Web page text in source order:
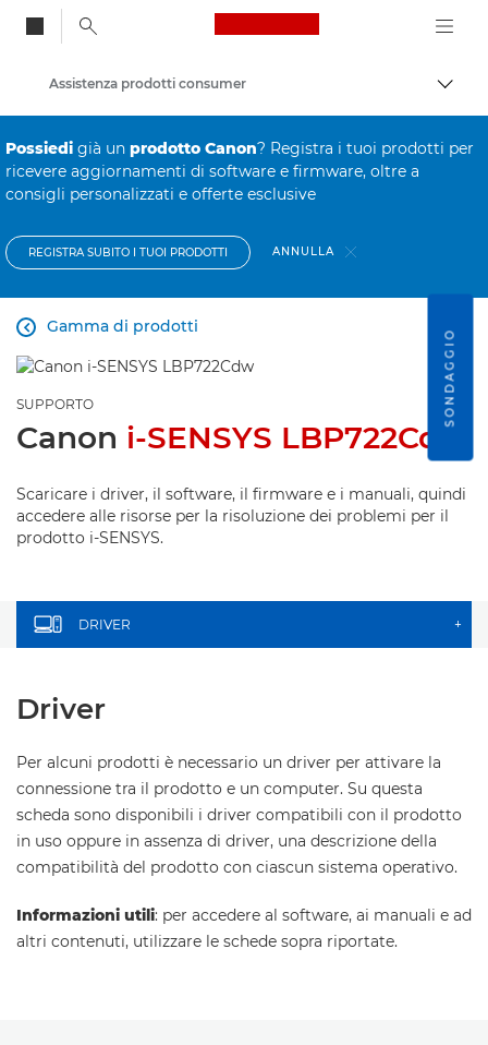
Canon Logo, back
Assistenza prodotti consumer
Possiedi già un prodotto Canon? Registra i tuoi prodotti per
ricevere aggiornamenti di software e firmware, oltre a
consigli personalizzati e offerte esclusive
REGISTRA SUBITO I TUOI PRODOTTI ANNULLA
Gamma di prodotti

SUPPORTO
Canon i-SENSYS LBP722Cdw
Scaricare i driver, il software, il firmware e i manuali, quindi
accedere alle risorse per la risoluzione dei problemi per il
prodotto i-SENSYS.
DRIVER +
Driver
Per alcuni prodotti è necessario un driver per attivare la
connessione tra il prodotto e un computer. Su questa
scheda sono disponibili i driver compatibili con il prodotto
in uso oppure in assenza di driver, una descrizione della
compatibilità del prodotto con ciascun sistema operativo.
Informazioni utili: per accedere al software, ai manuali e ad
altri contenuti, utilizzare le schede sopra riportate.
SONDAGGIO